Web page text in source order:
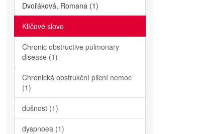
Dvořáková, Romana (1)
Klíčové slovo
Chronic obstructive pulmonary
disease (1)
Chronická obstrukční plicní nemoc
(1)
dušnost (1)
dyspnoea (1)